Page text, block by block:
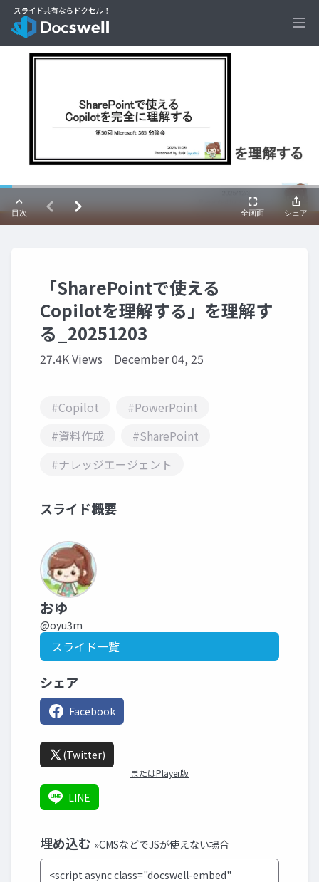
「SharePointで使える
Copilotを理解する」を理解す
る_20251203
27.4K Views December 04, 25
#Copilot
#PowerPoint
#資料作成
#SharePoint
#ナレッジエージェント
スライド概要
おゆ
@oyu3m
スライド一覧
シェア
Facebook
(Twitter)
またはPlayer版
LINE
埋め込む »CMSなどでJSが使えない場合